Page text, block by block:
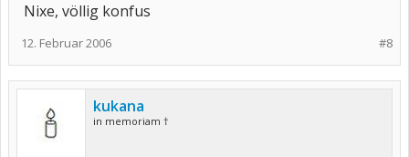
Nixe, völlig konfus
#8
12. Februar 2006
kukana
in memoriam †